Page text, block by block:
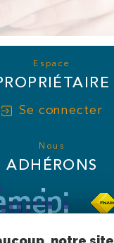
Espace
Se connecter
Nous
ADHÉRONS